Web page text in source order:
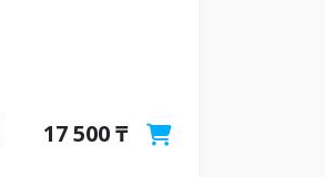
17 500 ₸